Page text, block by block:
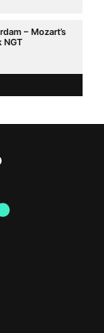
– Mozart’s
NGT